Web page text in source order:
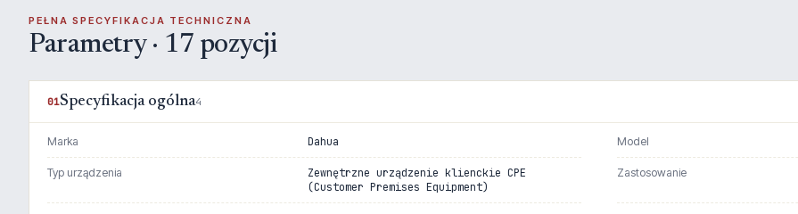
PEŁNA SPECYFIKACJA TECHNICZNA
Parametry · 17 pozycji
01Specyfikacja ogólna4
Marka Dahua Model
Typ urządzenia
Zewnętrzne urządzenie klienckie CPE
(Customer Premises Equipment)
Zastosowanie